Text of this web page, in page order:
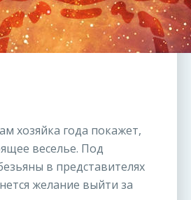
хозяйка года покажет,
веселье. Под
в представителях
желание выйти за